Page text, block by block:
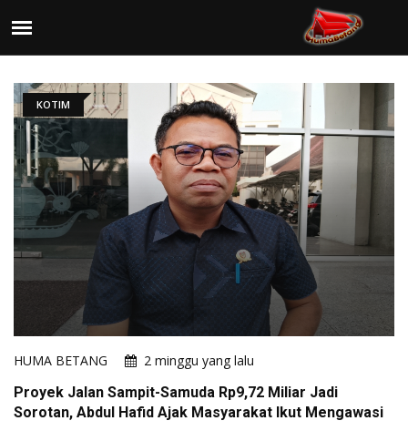
KOTIM
HUMA BETANG
2 minggu yang lalu
Proyek Jalan Sampit-Samuda Rp9,72 Miliar Jadi
Sorotan, Abdul Hafid Ajak Masyarakat Ikut Mengawasi